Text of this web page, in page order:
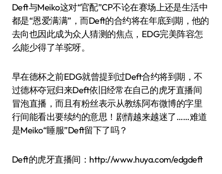
Deft与Meiko这对“官配”CP不论在赛场上还是生活中
都是“恩爱满满”，而Deft的合约将在年底到期，他的
去向也因此成为众人猜测的焦点，EDG完美阵容怎
么能少得了羊驼呀。
早在德杯之前EDG就曾提到过Deft合约将到期，不
过德杯夺冠归来Deft依旧经常在自己的虎牙直播间
冒泡直播，而且有粉丝表示从教练阿布微博的字里
行间能看出要续约的意思！剧情越来越迷了……难道
是Meiko“睡服”Deft留下了吗？
Deft的虎牙直播间：http://www.huya.com/edgdeft